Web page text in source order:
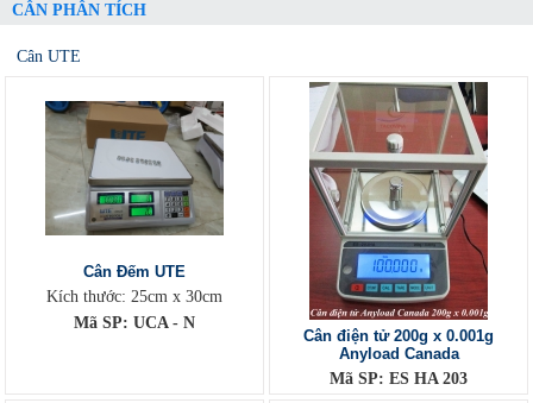
CÂN PHÂN TÍCH
Cân UTE
Cân Đếm UTE
Kích thước: 25cm x 30cm
Mã SP: UCA - N
Cân điện tử 200g x 0.001g
Anyload Canada
Mã SP: ES HA 203